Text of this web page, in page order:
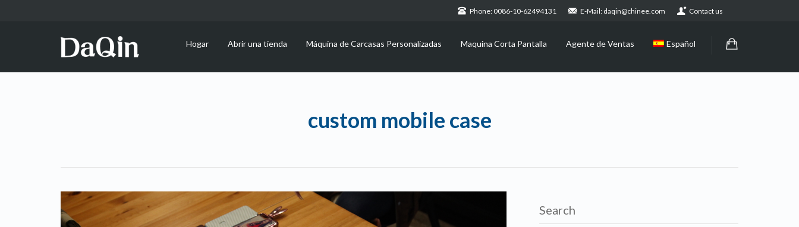
Phone: 0086-10-62494131 E-Mail: daqin@chinee.com Contact us
Hogar Abrir una tienda Máquina de Carcasas Personalizadas Maquina Corta Pantalla Agente de Ventas Español
custom mobile case
Search